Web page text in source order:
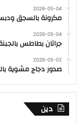
2026-05-04
مكرونة بالسجق
2026-05-04
جراتان بطاطس
2026-05-02
صدور دجاج مشوية
دين